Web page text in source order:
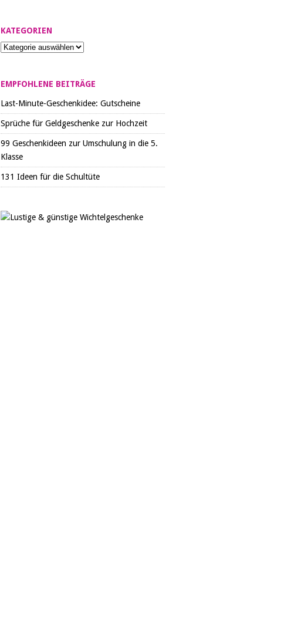
KATEGORIEN
EMPFOHLENE BEITRÄGE
Last-Minute-Geschenkidee: Gutscheine
Sprüche für Geldgeschenke zur Hochzeit
99 Geschenkideen zur Umschulung in die 5.
Klasse
131 Ideen für die Schultüte